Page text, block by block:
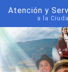
Atención y
a la